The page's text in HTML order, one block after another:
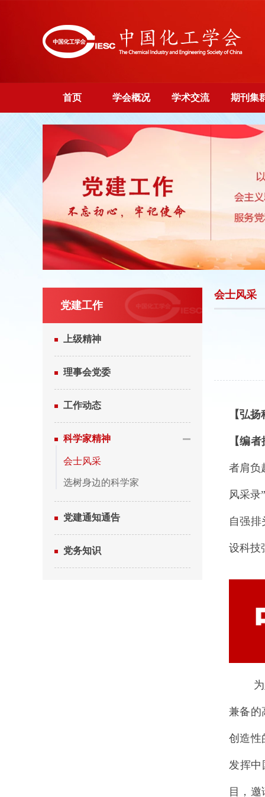
首页 学会概况 学术交流 期刊集
党建工作
上级精神
理事会党委
工作动态
科学家精神
会士风采
选树身边的科学家
党建通知通告
党务知识
会士风采
【弘
【编
者肩负
风采录
自强
设科技
为坚
兼备的
创造性
发挥中
目，